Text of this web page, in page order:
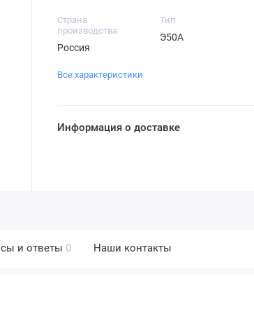
Страна
производства
Россия
Тип
Э50А
Все характеристики
Информация о доставке
и ответы 0 Наши контакты